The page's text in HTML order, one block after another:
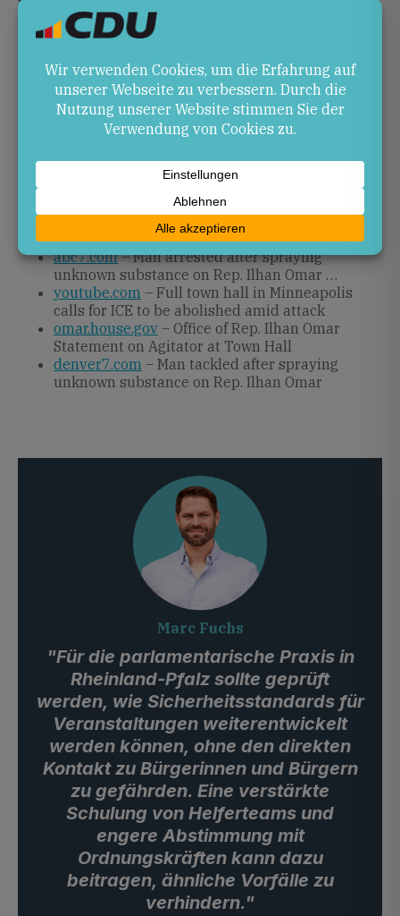
Für die parlamentarische Praxis in Rheinland-Pfalz
sollte geprüft werden, wie Sicherheitsstandards für
Veranstaltungen weiterentwickelt werden können,
ohne den direkten Kontakt zu Bürgerinnen und
Bürgern zu gefährden. Eine verstärkte Schulung von
Helferteams und engere Abstimmung mit
Ordnungskräften kann dazu beitragen, ähnliche
Vorfälle zu verhindern.
– Ilhan Omar attacked as man sprays
unknown substance during …
abc7.com– Man arrested after spraying
unknown substance on Rep. Ilhan Omar …
youtube.com – Full town hall in Minneapolis
calls for ICE to be abolished amid attack
omar.house.gov – Office of Rep. Ilhan Omar
Statement on Agitator at Town Hall
denver7.com – Man tackled after spraying
unknown substance on Rep. Ilhan Omar
Marc Fuchs
"Für die parlamentarische Praxis in
Rheinland-Pfalz sollte geprüft
werden, wie Sicherheitsstandards für
Veranstaltungen weiterentwickelt
werden können, ohne den direkten
Kontakt zu Bürgerinnen und Bürgern
zu gefährden. Eine verstärkte
Schulung von Helferteams und
engere Abstimmung mit
Ordnungskräften kann dazu
beitragen, ähnliche Vorfälle zu
verhindern."